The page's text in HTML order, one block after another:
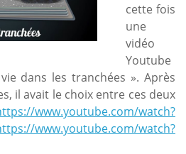
cette fois
une
vidéo
Youtube
dans les tranchées ». Après
il avait le choix entre ces deux
www.youtube.com/watch?
www.youtube.com/watch?